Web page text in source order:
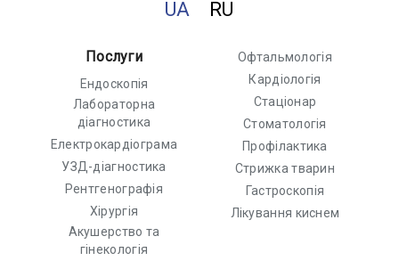
UA RU
Послуги
Ендоскопія
Лабораторна
діагностика
Електрокардіограма
УЗД-діагностика
Рентгенографія
Хірургія
Акушерство та
гінекологія
Офтальмологія
Кардіологія
Стаціонар
Стоматологія
Профілактика
Стрижка тварин
Гастроскопія
Лікування киснем